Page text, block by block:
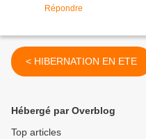
Répondre
< HIBERNATION EN ETE
Hébergé par Overblog
Top articles